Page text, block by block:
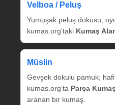
Velboa / Peluş
Yumuşak peluş dokusu;
kumas.org’taki Kumaş
Müslin
Gevşek dokulu pamuk;
kumas.org’ta Parça
aranan bir kumaş.